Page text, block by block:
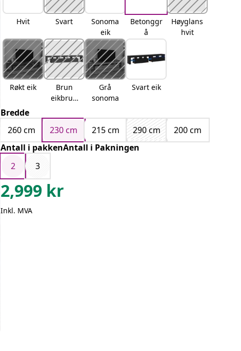
Hvit Svart
Sonoma
eik
Betonggr
å
Høyglans
hvit
Røkt eik
Brun
eikbrun
Grå
sonoma
Svart eik
Bredde
260 cm
230 cm 215 cm 290 cm
200 cm
Antall i pakkenAntall i Pakningen
2
3
2,999 kr
Inkl. MVA